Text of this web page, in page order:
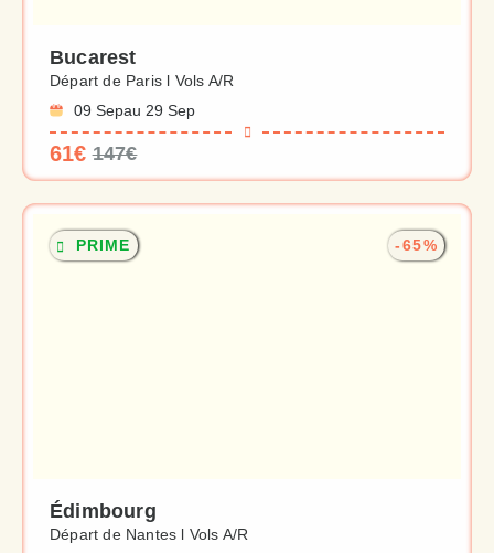
Bucarest
Départ de Paris l Vols A/R
09 Sepau 29 Sep
61€ 147€
PRIME -65%
Édimbourg
Départ de Nantes l Vols A/R